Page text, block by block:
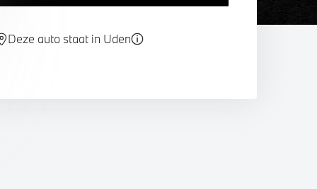
Deze auto staat in Uden